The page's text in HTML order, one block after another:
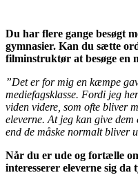
Du har flere gange besøgt
gymnasier. Kan du sætte
filminstruktør at besøge en
”Det er for mig en kæmpe
mediefagsklasse. Fordi jeg
viden videre, som ofte bliver
eleverne. At jeg kan give
end de måske normalt bliver
Når du er ude og fortælle
interesserer eleverne sig da